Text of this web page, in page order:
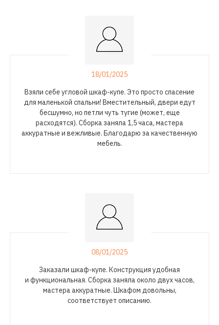
18/01/2025
Взяли себе угловой шкаф-купе. Это просто спасение
для маленькой спальни! Вместительный, двери едут
бесшумно, но петли чуть тугие (может, еще
расходятся). Сборка заняла 1,5 часа, мастера
аккуратные и вежливые. Благодарю за качественную
мебель.
08/01/2025
Заказали шкаф-купе. Конструкция удобная
и функциональная. Сборка заняла около двух часов,
мастера аккуратные. Шкафом довольны,
соответствует описанию.